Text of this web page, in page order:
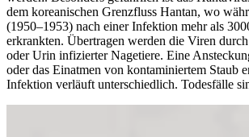
dem koreanischen Grenzfluss Hantan, wo
(1950–1953) nach einer Infektion mehr als
erkrankten. Übertragen werden die Viren
oder Urin infizierter Nagetiere. Eine
oder das Einatmen von kontaminiertem Staub
Infektion verläuft unterschiedlich. Todesfälle